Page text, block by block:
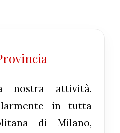
nostra attività.
in tutta
di Milano,